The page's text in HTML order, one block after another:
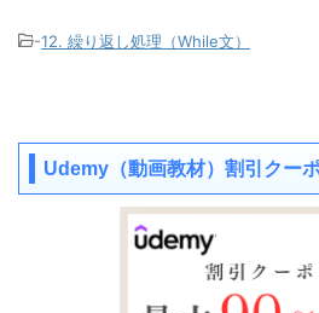
-12. 繰り返し処理（While文）
Udemy（動画教材）割引クー